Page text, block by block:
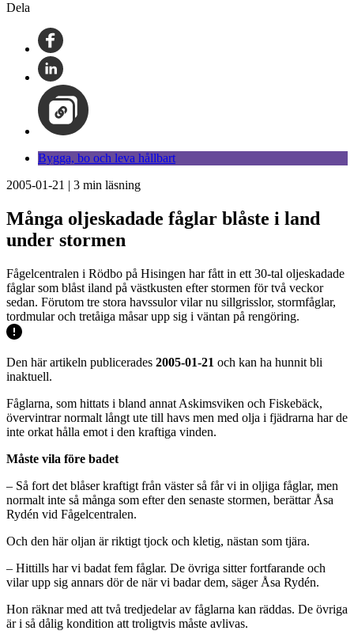
Dela
Bygga, bo och leva hållbart
2005-01-21 | 3 min läsning
Många oljeskadade fåglar blåste i land
under stormen
Fågelcentralen i Rödbo på Hisingen har fått in ett 30-tal oljeskadade
fåglar som blåst iland på västkusten efter stormen för två veckor
sedan. Förutom tre stora havssulor vilar nu sillgrisslor, stormfåglar,
tordmular och tretåiga måsar upp sig i väntan på rengöring.
Den här artikeln publicerades 2005-01-21 och kan ha hunnit bli
inaktuell.
Fåglarna, som hittats i bland annat Askimsviken och Fiskebäck,
övervintrar normalt långt ute till havs men med olja i fjädrarna har de
inte orkat hålla emot i den kraftiga vinden.
Måste vila före badet
– Så fort det blåser kraftigt från väster så får vi in oljiga fåglar, men
normalt inte så många som efter den senaste stormen, berättar Åsa
Rydén vid Fågelcentralen.
Och den här oljan är riktigt tjock och kletig, nästan som tjära.
– Hittills har vi badat fem fåglar. De övriga sitter fortfarande och
vilar upp sig annars dör de när vi badar dem, säger Åsa Rydén.
Hon räknar med att två tredjedelar av fåglarna kan räddas. De övriga
är i så dålig kondition att troligtvis måste avlivas.